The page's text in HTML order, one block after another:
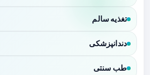
تغذیه سالم
دندانپزشکی
طب سنتی